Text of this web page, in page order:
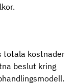
totala kostnader
beslut kring